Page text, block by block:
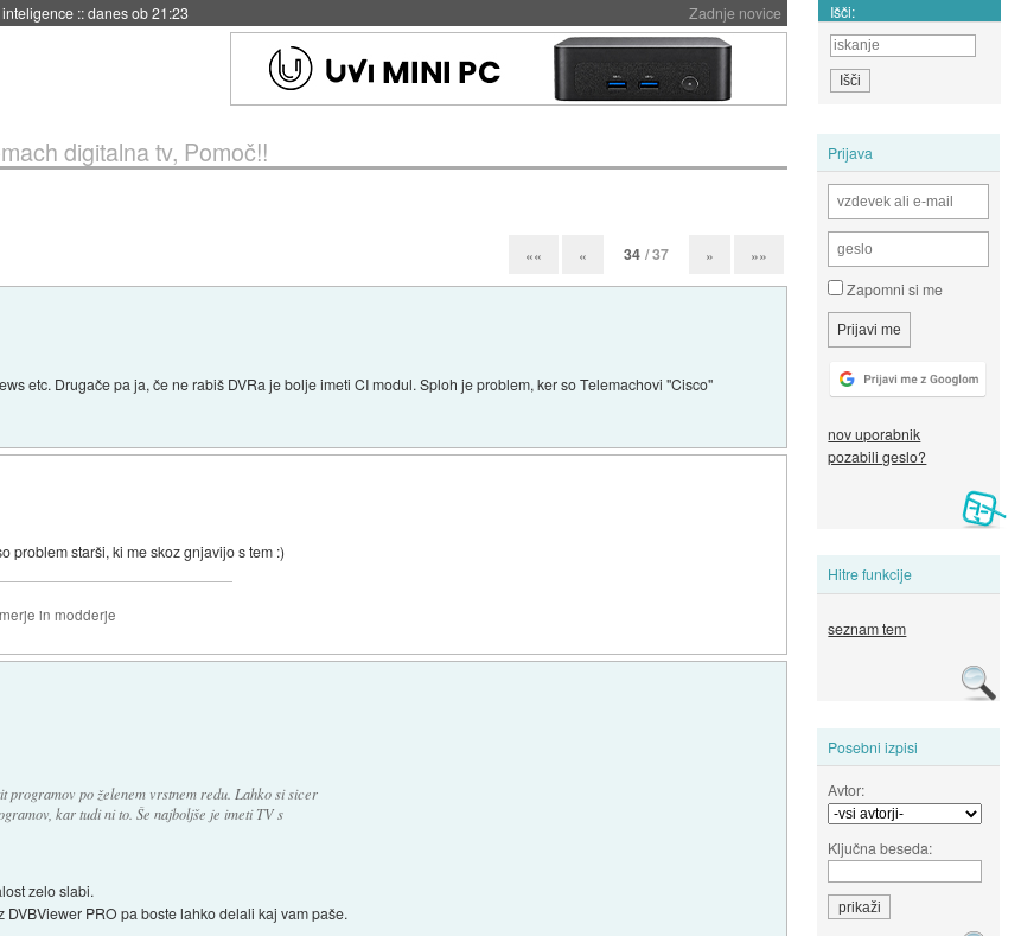
Zadnje novice
::danes ob 21:23 Išči:
Prijava
Zapomni si me
nov uporabnik
pozabili geslo?
Hitre funkcije
seznam tem
Posebni izpisi
Avtor:
Ključna beseda:
digitalna tv, Pomoč!!
«« « 34 / 37 » »»
etc. Drugače pa ja, če ne rabiš DVRa je bolje imeti CI modul. Sploh je problem, ker so Telemachovi "Cisco"
problem starši, ki me skoz gnjavijo s tem :)
in modderje
programov po želenem vrstnem redu. Lahko si sicer
kar tudi ni to. Še najboljše je imeti TV s
zelo slabi.
PRO pa boste lahko delali kaj vam paše.